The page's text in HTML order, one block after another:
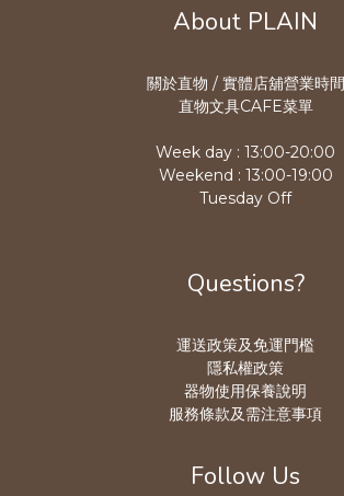
About PLAIN
關於直物 / 實體店舖營業時間
直物文具CAFE菜單
Week day : 13:00-20:00
Weekend : 13:00-19:00
Tuesday Off
Questions?
運送政策及免運門檻
隱私權政策
器物使用保養說明
服務條款及需注意事項
Follow Us